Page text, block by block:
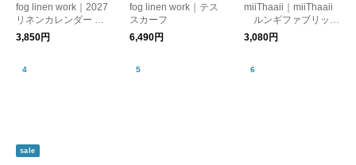
fog linen work｜2027
リネンカレンダー イ
ザベルボワノ fog lin
en work フォグリネ
3,850円
fog linen work｜テス
スカーフ
6,490円
miiThaaii｜miiThaaii
ルンギファブリッ
ク カラーアソート
fog linen work フォ
3,080円
sale